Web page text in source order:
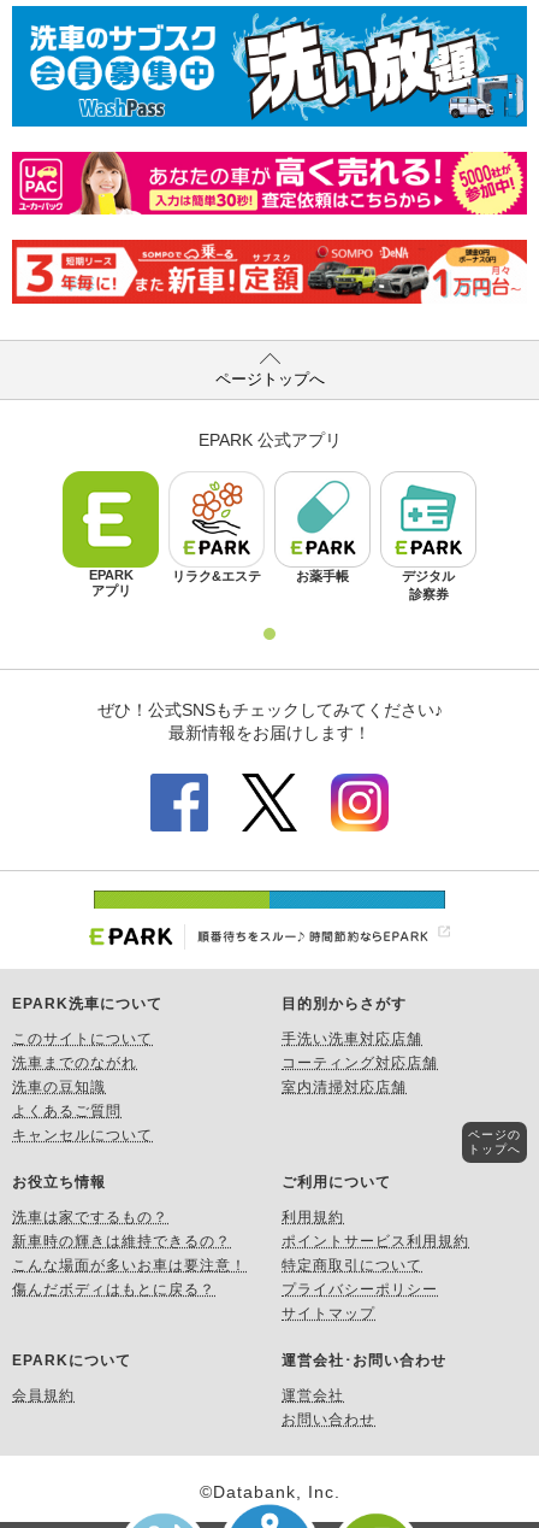
ページトップへ
EPARK洗車について
このサイトについて
洗車までのながれ
洗車の豆知識
よくあるご質問
キャンセルについて
目的別からさがす
手洗い洗車対応店舗
コーティング対応店舗
室内清掃対応店舗
お役立ち情報
洗車は家でするもの？
新車時の輝きは維持できるの？
こんな場面が多いお車は要注意！
傷んだボディはもとに戻る？
ご利用について
利用規約
ポイントサービス利用規約
特定商取引について
プライバシーポリシー
サイトマップ
EPARKについて
会員規約
運営会社･お問い合わせ
運営会社
お問い合わせ
©Databank, Inc.
ページの
トップへ